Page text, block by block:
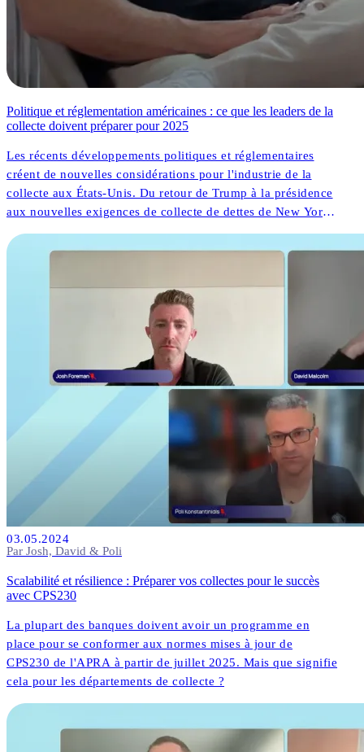
Politique et réglementation américaines : ce que les leaders de la
collecte doivent préparer pour 2025
Les récents développements politiques et réglementaires
créent de nouvelles considérations pour l'industrie de la
collecte aux États-Unis. Du retour de Trump à la présidence
aux nouvelles exigences de collecte de dettes de New York,
opportunités. Mais que signifient ces changements pour les
03.05.2024
Par Josh, David & Poli
Scalabilité et résilience : Préparer vos collectes pour le succès
avec CPS230
La plupart des banques doivent avoir un programme en
place pour se conformer aux normes mises à jour de
CPS230 de l'APRA à partir de juillet 2025. Mais que signifie
cela pour les départements de collecte ?